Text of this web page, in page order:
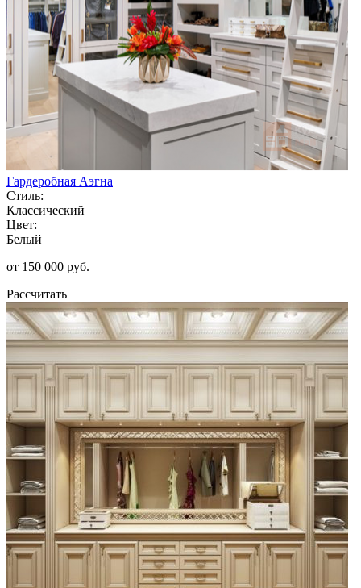
Гардеробная Аэгна
Стиль:
Классический
Цвет:
Белый
от 150 000 руб.
Рассчитать